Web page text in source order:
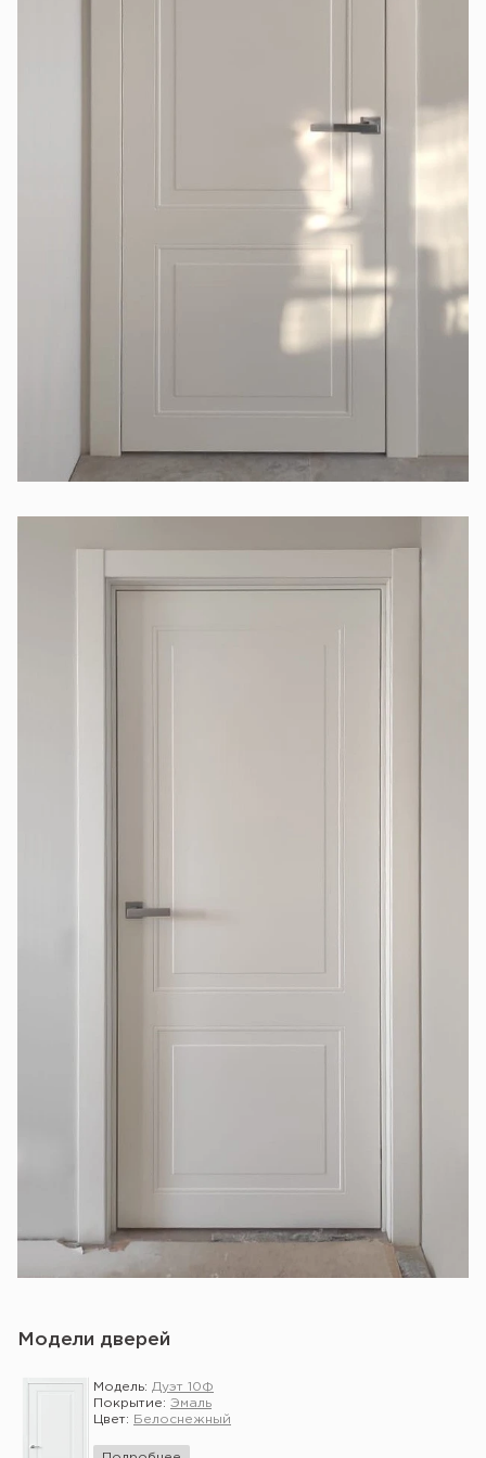
Модели дверей
Модель: Дуэт 10Ф
Покрытие: Эмаль
Цвет:
Белоснежный